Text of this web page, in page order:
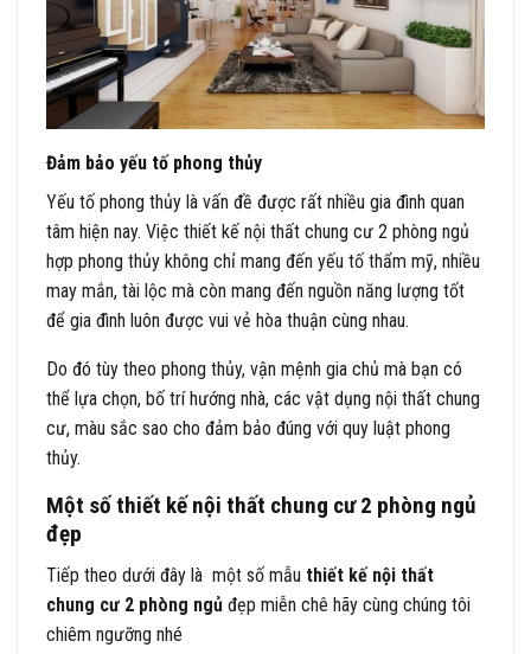
Đảm bảo yếu tố phong thủy
Yếu tố phong thủy là vấn đề được rất nhiều gia đình quan
tâm hiện nay. Việc thiết kế nội thất chung cư 2 phòng ngủ
hợp phong thủy không chỉ mang đến yếu tố thẩm mỹ, nhiều
may mắn, tài lộc mà còn mang đến nguồn năng lượng tốt
để gia đình luôn được vui vẻ hòa thuận cùng nhau.
Do đó tùy theo phong thủy, vận mệnh gia chủ mà bạn có
thể lựa chọn, bố trí hướng nhà, các vật dụng nội thất chung
cư, màu sắc sao cho đảm bảo đúng với quy luật phong
thủy.
Một số thiết kế nội thất chung cư 2 phòng ngủ
đẹp
Tiếp theo dưới đây là một số mẫu thiết kế nội thất
chung cư 2 phòng ngủ đẹp miễn chê hãy cùng chúng tôi
chiêm ngưỡng nhé